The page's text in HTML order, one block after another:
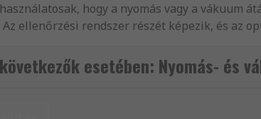
hogy a nyomás vagy a vákuum
ellenőrzési rendszer részét képezik, és az
a bemeneten lévő
esetében: Nyomás- és